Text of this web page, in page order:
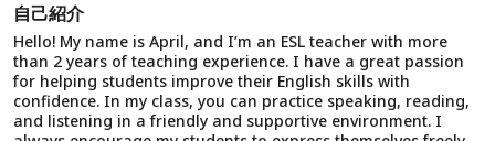
自己紹介
Hello! My name is April, and I’m an ESL teacher with more
than 2 years of teaching experience. I have a great passion
for helping students improve their English skills with
confidence. In my class, you can practice speaking, reading,
and listening in a friendly and supportive environment. I